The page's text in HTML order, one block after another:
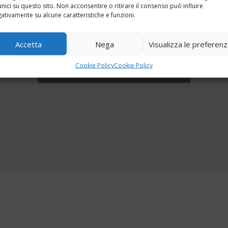
su questo sito. Non acconsentire o ritirare il consenso può influire
su alcune caratteristiche e funzioni.
Accetta Nega Visualizza le
Cookie PolicyCookie Policy
Fai clic per accettare i cookie marketing e
abilitare questo contenuto